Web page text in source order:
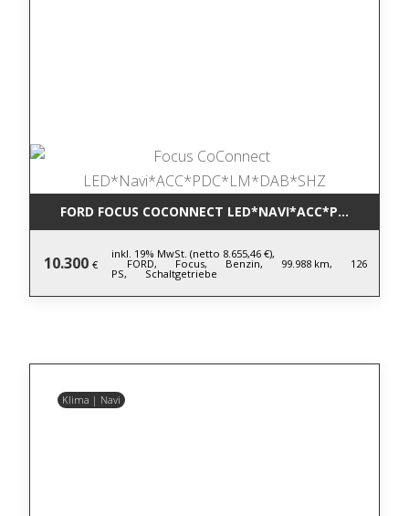
FORD FOCUS COCONNECT
10.300 €
inkl. 19% MwSt. (netto 8.655,46 €),
FORD, Focus, Benzin, 99.988 km, 126
PS, Schaltgetriebe
Klima | Navi